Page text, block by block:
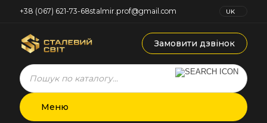
+38 (067) 621-73-68stalmir.prof@gmail.com
UK
Замовити дзвінок
Products
search
Меню